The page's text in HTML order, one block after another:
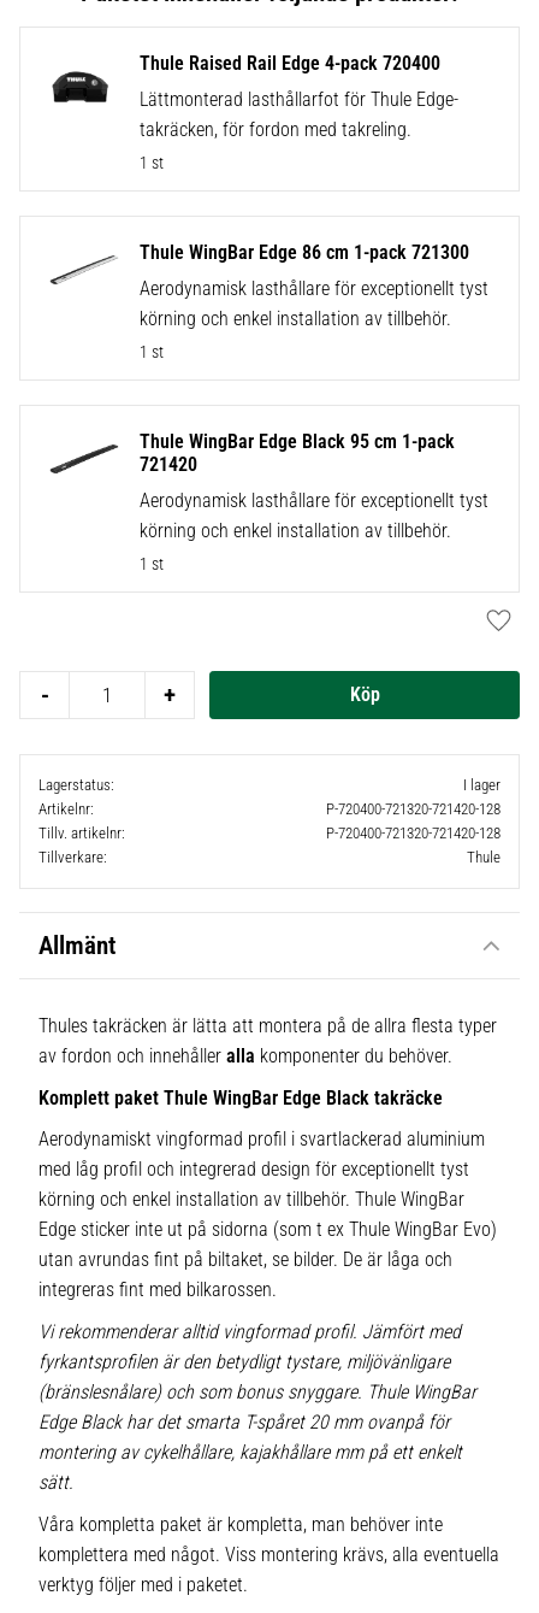
Thule Raised Rail Edge 4-pack 720400
Lättmonterad lasthållarfot för Thule Edge-
takräcken, för fordon med takreling.
1 st
Thule WingBar Edge 86 cm 1-pack 721300
Aerodynamisk lasthållare för exceptionellt tyst
körning och enkel installation av tillbehör.
1 st
Thule WingBar Edge Black 95 cm 1-pack
721420
Aerodynamisk lasthållare för exceptionellt tyst
körning och enkel installation av tillbehör.
1 st
+
-
Lagerstatus
I lager
Artikelnr
P-720400-721320-721420-128
Tillv. artikelnr
P-720400-721320-721420-128
Tillverkare
Thule
Allmänt
Thules takräcken är lätta att montera på de allra flesta typer
av fordon och innehåller alla komponenter du behöver.
Komplett paket Thule WingBar Edge Black takräcke
Aerodynamiskt vingformad profil i svartlackerad aluminium
med låg profil och integrerad design för exceptionellt tyst
körning och enkel installation av tillbehör. Thule WingBar
Edge sticker inte ut på sidorna (som t ex Thule WingBar Evo)
utan avrundas fint på biltaket, se bilder. De är låga och
integreras fint med bilkarossen.
Vi rekommenderar alltid vingformad profil. Jämfört med
fyrkantsprofilen är den betydligt tystare, miljövänligare
(bränslesnålare) och som bonus snyggare. Thule WingBar
Edge Black har det smarta T-spåret 20 mm ovanpå för
montering av cykelhållare, kajakhållare mm på ett enkelt
sätt.
Våra kompletta paket är kompletta, man behöver inte
komplettera med något. Viss montering krävs, alla eventuella
verktyg följer med i paketet.